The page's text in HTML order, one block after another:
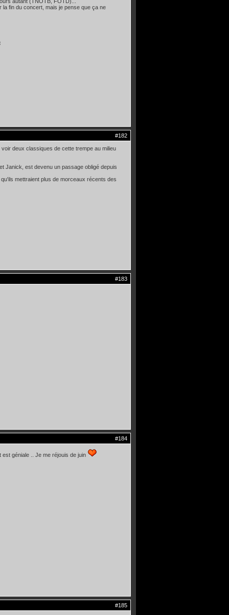
fin du concert, mais je pense que ça ne
#182
deux classiques de cette trempe au milieu
Janick, est devenu un passage obligé depuis
mettraient plus de morceaux récents des
#183
#184
géniale .. Je me réjouis de juin
#185